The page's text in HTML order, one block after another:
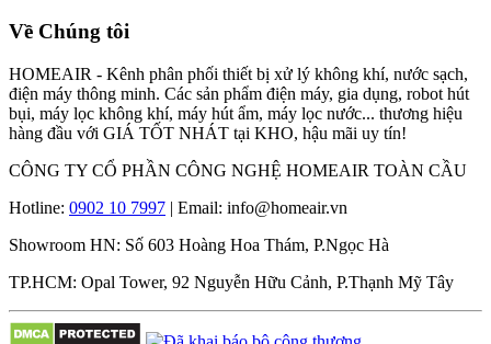
Về Chúng tôi
HOMEAIR - Kênh phân phối thiết bị xử lý không khí, nước sạch,
điện máy thông minh. Các sản phẩm điện máy, gia dụng, robot hút
bụi, máy lọc không khí, máy hút ẩm, máy lọc nước... thương hiệu
hàng đầu với GIÁ TỐT NHÁT tại KHO, hậu mãi uy tín!
CÔNG TY CỔ PHẦN CÔNG NGHỆ HOMEAIR TOÀN CẦU
Hotline: 0902 10 7997 | Email: info@homeair.vn
Showroom HN: Số 603 Hoàng Hoa Thám, P.Ngọc Hà
TP.HCM: Opal Tower, 92 Nguyễn Hữu Cảnh, P.Thạnh Mỹ Tây